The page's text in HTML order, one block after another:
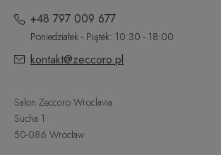
+48 797 009 677
Poniedziałek - Piątek: 10:30 - 18:00
kontakt@zeccoro.pl
Salon Zeccoro Wroclavia
Sucha 1
50-086 Wrocław